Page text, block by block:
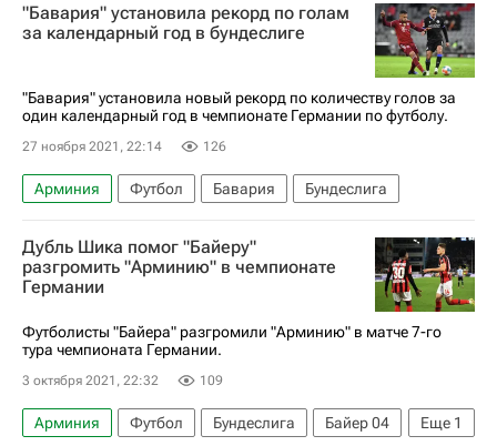
"Бавария" установила рекорд по голам
за календарный год в бундеслиге
"Бавария" установила новый рекорд по количеству голов за
один календарный год в чемпионате Германии по футболу.
27 ноября 2021, 22:14 126
Арминия Футбол Бавария Бундеслига
Дубль Шика помог "Байеру"
разгромить "Арминию" в чемпионате
Германии
Футболисты "Байера" разгромили "Арминию" в матче 7-го
тура чемпионата Германии.
3 октября 2021, 22:32 109
Еще 1
Арминия Футбол Бундеслига
Байер 04